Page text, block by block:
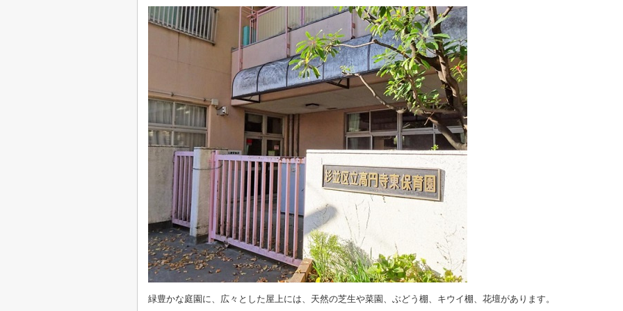
緑豊かな庭園に、広々とした屋上には、天然の芝生や菜園、ぶどう棚、キウイ棚、花壇があります。